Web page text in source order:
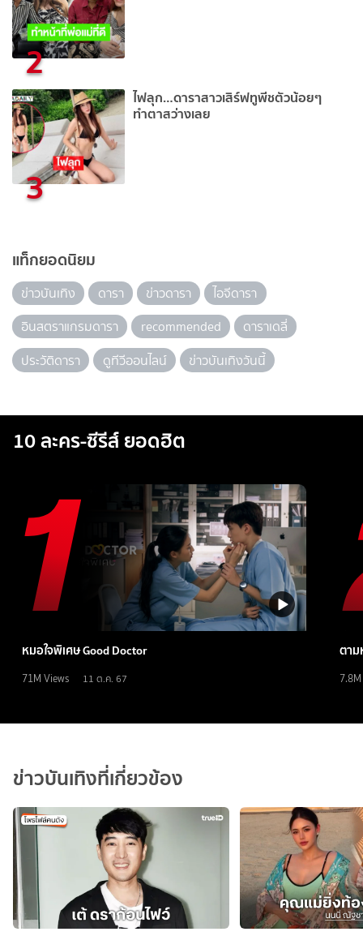
2
3
ไฟลุก…ดาราสาวเสิร์ฟทูพีชตัวน้อยๆ
ทำตาสว่างเลย
แท็กยอดนิยม
ข่าวบันเทิง ดารา ข่าวดารา
ไอจีดารา
อินสตราแกรมดารา
recommended
ดาราเดลี่
ประวัติดารา
ดูทีวีออนไลน์ ข่าวบันเทิงวันนี้
10 ละคร-ซีรีส์ ยอดฮิต
หมอใจพิเศษ Good Doctor
71M Views 11 ต.ค. 67
ตาม
7.8M
ข่าวบันเทิงที่เกี่ยวข้อง